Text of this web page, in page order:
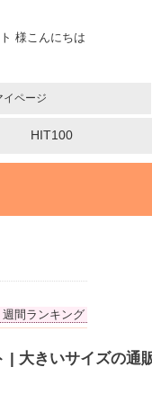
様こんにちは
イページ
HIT100
週間ランキング
| 大きいサイズの通